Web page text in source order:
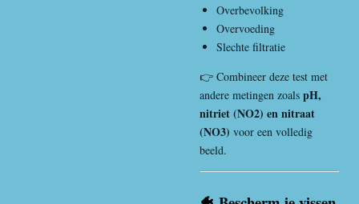
Overbevolking
Overvoeding
Slechte filtratie
👉 Combineer deze test met
andere metingen zoals pH,
nitriet (NO2) en nitraat
(NO3) voor een volledig
beeld.